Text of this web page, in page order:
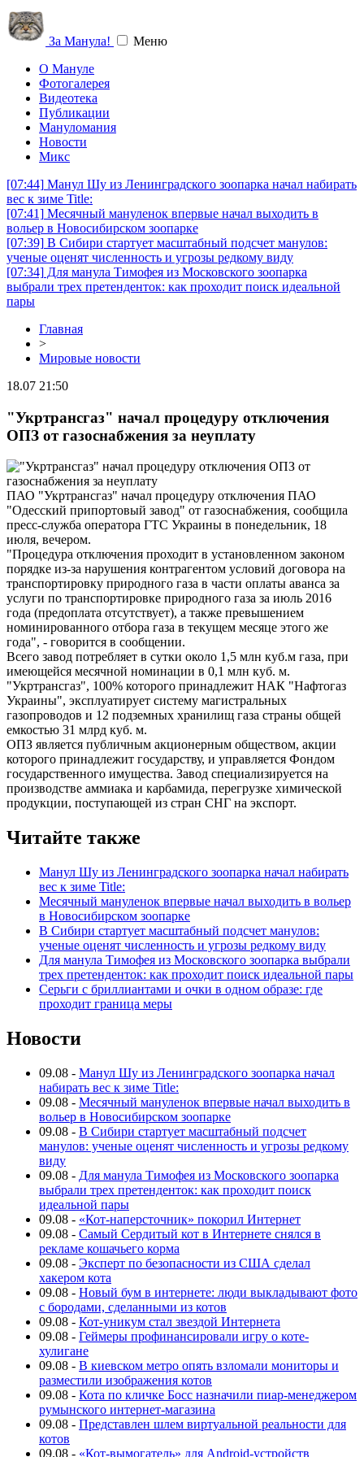
За Манула!
Меню
О Мануле
Фотогалерея
Видеотека
Публикации
Мануломания
Новости
Микс
[07:44] Манул Шу из Ленинградского зоопарка начал набирать
вес к зиме Title:
[07:41] Месячный мануленок впервые начал выходить в
вольер в Новосибирском зоопарке
[07:39] В Сибири стартует масштабный подсчет манулов:
ученые оценят численность и угрозы редкому виду
[07:34] Для манула Тимофея из Московского зоопарка
выбрали трех претенденток: как проходит поиск идеальной
пары
Главная
>
Мировые новости
18.07 21:50
"Укртрансгаз" начал процедуру отключения
ОПЗ от газоснабжения за неуплату
ПАО "Укртрансгаз" начал процедуру отключения ПАО
"Одесский припортовый завод" от газоснабжения, сообщила
пресс-служба оператора ГТС Украины в понедельник, 18
июля, вечером.
"Процедура отключения проходит в установленном законом
порядке из-за нарушения контрагентом условий договора на
транспортировку природного газа в части оплаты аванса за
услуги по транспортировке природного газа за июль 2016
года (предоплата отсутствует), а также превышением
номинированного отбора газа в текущем месяце этого же
года", - говорится в сообщении.
Всего завод потребляет в сутки около 1,5 млн куб.м газа, при
имеющейся месячной номинации в 0,1 млн куб. м.
"Укртрансгаз", 100% которого принадлежит НАК "Нафтогаз
Украины", эксплуатирует систему магистральных
газопроводов и 12 подземных хранилищ газа страны общей
емкостью 31 млрд куб. м.
ОПЗ является публичным акционерным обществом, акции
которого принадлежит государству, и управляется Фондом
государственного имущества. Завод специализируется на
производстве аммиака и карбамида, перегрузке химической
продукции, поступающей из стран СНГ на экспорт.
Читайте также
Манул Шу из Ленинградского зоопарка начал набирать
вес к зиме Title:
Месячный мануленок впервые начал выходить в вольер
в Новосибирском зоопарке
В Сибири стартует масштабный подсчет манулов:
ученые оценят численность и угрозы редкому виду
Для манула Тимофея из Московского зоопарка выбрали
трех претенденток: как проходит поиск идеальной пары
Серьги с бриллиантами и очки в одном образе: где
проходит граница меры
Новости
09.08 - Манул Шу из Ленинградского зоопарка начал
набирать вес к зиме Title:
09.08 - Месячный мануленок впервые начал выходить в
вольер в Новосибирском зоопарке
09.08 - В Сибири стартует масштабный подсчет
манулов: ученые оценят численность и угрозы редкому
виду
09.08 - Для манула Тимофея из Московского зоопарка
выбрали трех претенденток: как проходит поиск
идеальной пары
09.08 - «Кот-наперсточник» покорил Интернет
09.08 - Самый Сердитый кот в Интернете снялся в
рекламе кошачьего корма
09.08 - Эксперт по безопасности из США сделал
хакером кота
09.08 - Новый бум в интернете: люди выкладывают фото
с бородами, сделанными из котов
09.08 - Кот-уникум стал звездой Интернета
09.08 - Геймеры профинансировали игру о коте-
хулигане
09.08 - В киевском метро опять взломали мониторы и
разместили изображения котов
09.08 - Кота по кличке Босс назначили пиар-менеджером
румынского интернет-магазина
09.08 - Представлен шлем виртуальной реальности для
котов
09.08 - «Кот-вымогатель» для Android-устройств